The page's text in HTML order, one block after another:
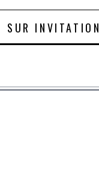
SUR INVITATION